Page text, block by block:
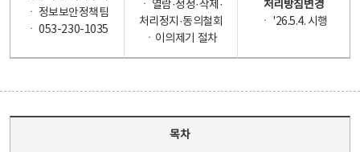
ㆍ 정보보안정책팀
ㆍ 053-230-1035
ㆍ 열람·정정·삭제·
처리정지·동의철회
ㆍ이의제기 절차
처리방침변경
ㆍ '26.5.4. 시행
목차